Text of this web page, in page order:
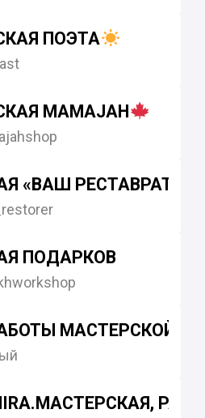
ПОЭТА
MAMAJAH
«ВАШ РЕСТАВРАТОР»
ПОДАРКОВ
МАСТЕРСКОЙ